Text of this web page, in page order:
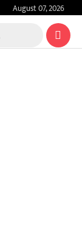
August 07, 2026
Search
…